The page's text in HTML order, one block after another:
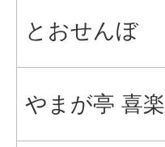
とおせんぼ
やまが亭 喜楽